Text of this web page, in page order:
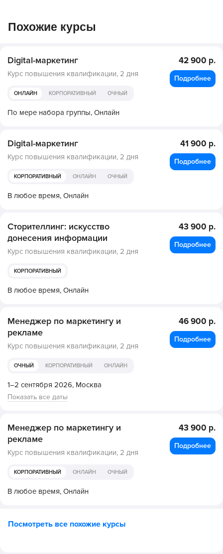
Похожие курсы
Digital-маркетинг
Курс повышения квалификации, 2 дня
ОНЛАЙН КОРПОРАТИВНЫЙ ОЧНЫЙ
По мере набора группы, Онлайн
42 900 р.
Подробнее
Digital-маркетинг
Курс повышения квалификации, 2 дня
КОРПОРАТИВНЫЙ ОНЛАЙН ОЧНЫЙ
В любое время, Онлайн
41 900 р.
Подробнее
Сторителлинг: искусство
донесения информации
Курс повышения квалификации, 2 дня
КОРПОРАТИВНЫЙ
В любое время, Онлайн
43 900 р.
Подробнее
Менеджер по маркетингу и
рекламе
Курс повышения квалификации, 2 дня
ОЧНЫЙ КОРПОРАТИВНЫЙ ОНЛАЙН
1–2 сентября 2026, Москва
Показать все даты
46 900 р.
Подробнее
Менеджер по маркетингу и
рекламе
Курс повышения квалификации, 2 дня
КОРПОРАТИВНЫЙ ОНЛАЙН ОЧНЫЙ
В любое время, Онлайн
43 900 р.
Подробнее
Посмотреть все похожие курсы